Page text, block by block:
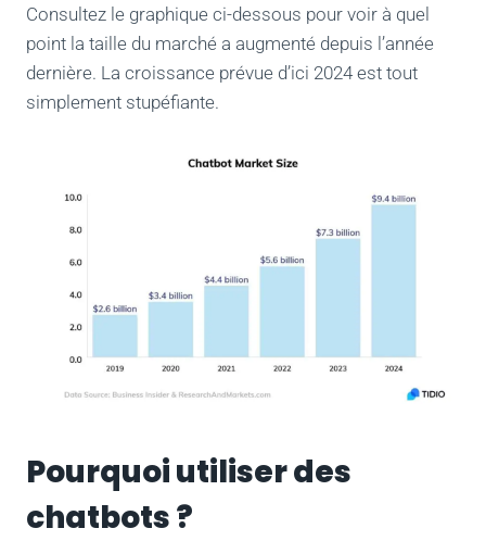
Consultez le graphique ci-dessous pour voir à quel
point la taille du marché a augmenté depuis l’année
dernière. La croissance prévue d’ici 2024 est tout
simplement stupéfiante.
Pourquoi utiliser des
chatbots ?